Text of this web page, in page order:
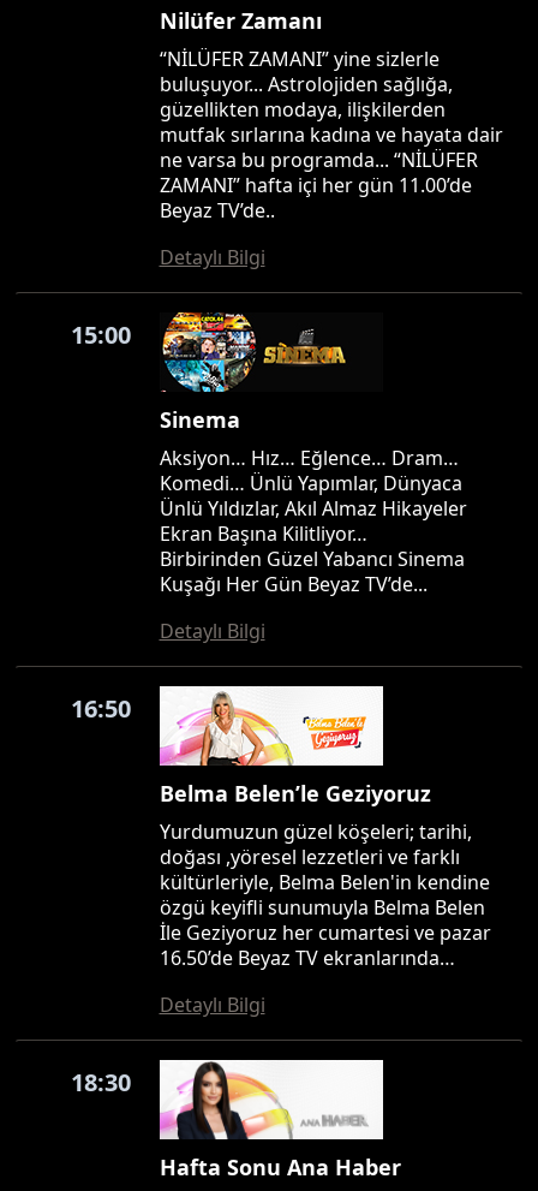
Nilüfer Zamanı
“NİLÜFER ZAMANI” yine sizlerle
buluşuyor... Astrolojiden sağlığa,
güzellikten modaya, ilişkilerden
mutfak sırlarına kadına ve hayata dair
ne varsa bu programda... “NİLÜFER
ZAMANI” hafta içi her gün 11.00’de
Beyaz TV’de..
Detaylı Bilgi
15:00
Sinema
Aksiyon… Hız… Eğlence… Dram…
Komedi… Ünlü Yapımlar, Dünyaca
Ünlü Yıldızlar, Akıl Almaz Hikayeler
Ekran Başına Kilitliyor…
Birbirinden Güzel Yabancı Sinema
Kuşağı Her Gün Beyaz TV’de...
Detaylı Bilgi
16:50
Belma Belen’le Geziyoruz
Yurdumuzun güzel köşeleri; tarihi,
doğası ,yöresel lezzetleri ve farklı
kültürleriyle, Belma Belen'in kendine
özgü keyifli sunumuyla Belma Belen
İle Geziyoruz her cumartesi ve pazar
16.50’de Beyaz TV ekranlarında…
Detaylı Bilgi
18:30
Hafta Sonu Ana Haber